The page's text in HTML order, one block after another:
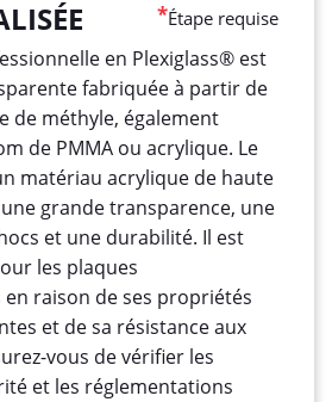
*Étape requise
en Plexiglass® est
fabriquée à partir de
de méthyle, également
de PMMA ou acrylique. Le
matériau acrylique de haute
grande transparence, une
et une durabilité. Il est
les plaques
raison de ses propriétés
et de sa résistance aux
vous de vérifier les
et les réglementations